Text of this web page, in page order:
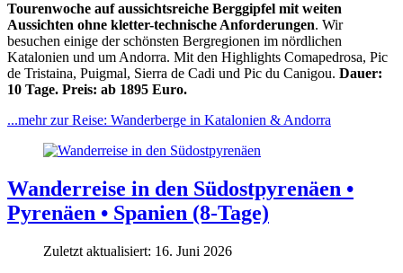
Tourenwoche auf aussichtsreiche Berggipfel mit weiten
Aussichten ohne kletter-technische Anforderungen. Wir
besuchen einige der schönsten Bergregionen im nördlichen
Katalonien und um Andorra. Mit den Highlights Comapedrosa, Pic
de Tristaina, Puigmal, Sierra de Cadi und Pic du Canigou. Dauer:
10 Tage. Preis: ab 1895 Euro.
...mehr zur Reise: Wanderberge in Katalonien & Andorra
Wanderreise in den Südostpyrenäen •
Pyrenäen • Spanien (8-Tage)
Zuletzt aktualisiert: 16. Juni 2026